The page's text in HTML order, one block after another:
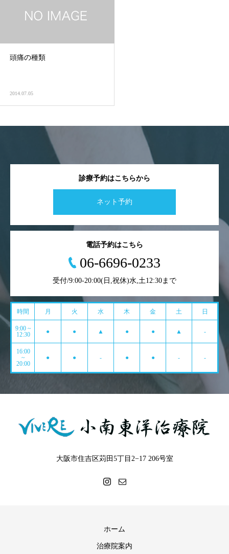
頭痛の種類
2014.07.05
診療予約はこちらから
ネット予約
電話予約はこちら
06-6696-0233
受付/9:00-20:00(日,祝休)水,土12:30まで
時間 月 火 水 木 金 土 日
9:00 ~
12:30
● ● ▲ ● ● ▲ -
16:00
~
20:00
● ● - ● ● - -
大阪市住吉区苅田5丁目2−17 206号室
ホーム
治療院案内